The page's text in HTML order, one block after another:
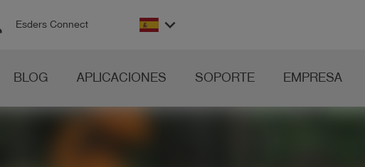
Esders Connect keyboard_arrow_down
BLOG APLICACIONES SOPORTE EMPRESA